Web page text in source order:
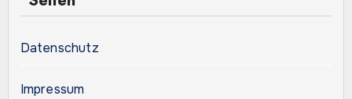
Datenschutz
Impressum